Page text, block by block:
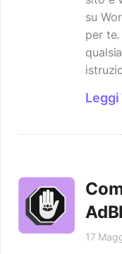
su
per
Leggi
17